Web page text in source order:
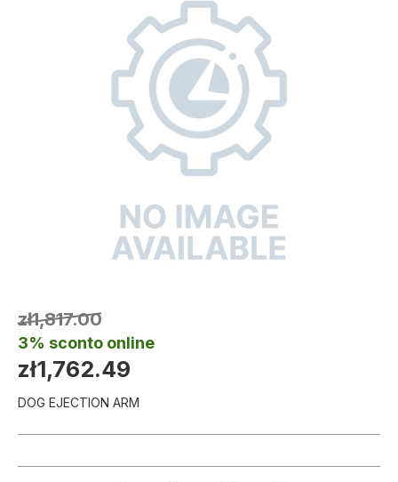
zł1,817.00
3% sconto online
zł1,762.49
DOG EJECTION ARM